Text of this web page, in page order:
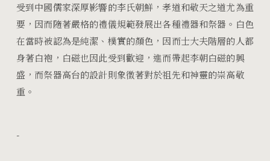
受到中國儒家深厚影響的李氏朝鮮，孝道和敬天之道尤為重
要，因而隨著嚴格的禮儀規範發展出各種禮器和祭器。白色
在當時被認為是純潔、樸實的顏色，因而士大夫階層的人都
身著白袍，白磁也因此受到歡迎，進而帶起李朝白磁的興
盛，而祭器高台的設計則象徵著對於祖先和神靈的崇高敬
重。
-